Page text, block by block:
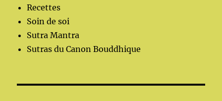
Recettes
Soin de soi
Sutra Mantra
Sutras du Canon Bouddhique